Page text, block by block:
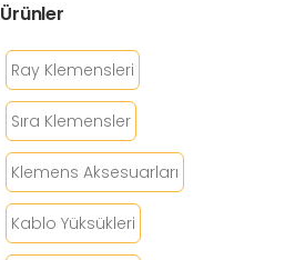
Ürünler
Ray Klemensleri
Sıra Klemensler
Klemens Aksesuarları
Kablo Yüksükleri